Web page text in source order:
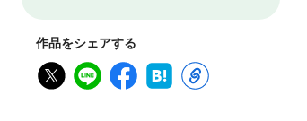
作品をシェアする